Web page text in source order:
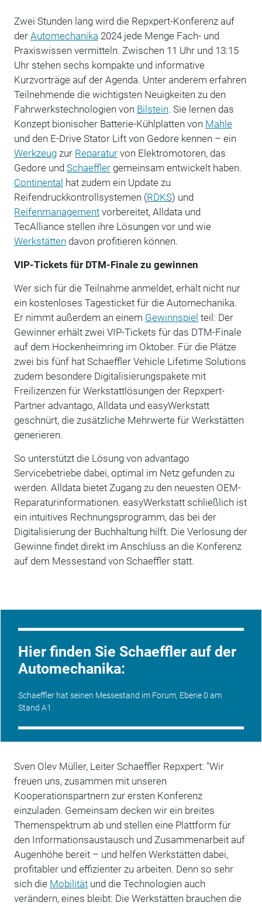
Zwei Stunden lang wird die Repxpert-Konferenz auf
der Automechanika 2024 jede Menge Fach- und
Praxiswissen vermitteln. Zwischen 11 Uhr und 13:15
Uhr stehen sechs kompakte und informative
Kurzvorträge auf der Agenda. Unter anderem erfahren
Teilnehmende die wichtigsten Neuigkeiten zu den
Fahrwerkstechnologien von Bilstein. Sie lernen das
Konzept bionischer Batterie-Kühlplatten von Mahle
und den E-Drive Stator Lift von Gedore kennen – ein
Werkzeugzur Reparaturvon Elektromotoren, das
Gedore und Schaefflergemeinsam entwickelt haben.
Continental hat zudem ein Update zu
Reifendruckkontrollsystemen (RDKS) und
Reifenmanagementvorbereitet, Alldata und
TecAlliance stellen ihre Lösungen vor und wie
Werkstätten davon profitieren können.
VIP-Tickets für DTM-Finale zu gewinnen
Wer sich für die Teilnahme anmeldet, erhält nicht nur
ein kostenloses Tagesticket für die Automechanika.
Er nimmt außerdem an einem Gewinnspiel teil: Der
Gewinner erhält zwei VIP-Tickets für das DTM-Finale
auf dem Hockenheimring im Oktober. Für die Plätze
zwei bis fünf hat Schaeffler Vehicle Lifetime Solutions
zudem besondere Digitalisierungspakete mit
Freilizenzen für Werkstattlösungen der Repxpert-
Partner advantago, Alldata und easyWerkstatt
geschnürt, die zusätzliche Mehrwerte für Werkstätten
generieren.
So unterstützt die Lösung von advantago
Servicebetriebe dabei, optimal im Netz gefunden zu
werden. Alldata bietet Zugang zu den neuesten OEM-
Reparaturinformationen. easyWerkstatt schließlich ist
ein intuitives Rechnungsprogramm, das bei der
Digitalisierung der Buchhaltung hilft. Die Verlosung der
Gewinne findet direkt im Anschluss an die Konferenz
auf dem Messestand von Schaeffler statt.
Hier finden Sie Schaeffler auf der
Automechanika:
Schaeffler hat seinen Messestand im Forum, Ebene 0 am
Stand A1
Sven Olev Müller, Leiter Schaeffler Repxpert: "Wir
freuen uns, zusammen mit unseren
Kooperationspartnern zur ersten Konferenz
einzuladen. Gemeinsam decken wir ein breites
Themenspektrum ab und stellen eine Plattform für
den Informationsaustausch und Zusammenarbeit auf
Augenhöhe bereit – und helfen Werkstätten dabei,
profitabler und effizienter zu arbeiten. Denn so sehr
sich die Mobilitätund die Technologien auch
verändern, eines bleibt: Die Werkstätten brauchen die